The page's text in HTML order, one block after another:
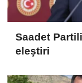
Saadet
eleştiri